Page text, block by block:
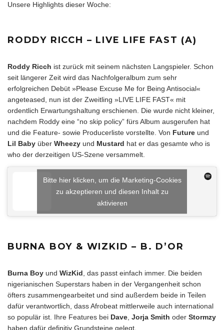
Unsere Highlights dieser Woche:
RODDY RICCH – LIVE LIFE FAST (A)
Roddy Ricch ist zurück mit seinem nächsten Langspieler. Schon
seit längerer Zeit wird das Nachfolgeralbum zum sehr
erfolgreichen Debüt »Please Excuse Me for Being Antisocial«
angeteased, nun ist der Zweitling »LIVE LIFE FAST« mit
ordentlich Erwartungshaltung erschienen. Die wurde nicht kleiner,
nachdem Roddy eine “no skip policy” fürs Album ausgerufen hat
und die Feature- sowie Producerliste vorstellte. Von Future und
Lil Baby über Wheezy und Mustard hat er das gesamte who is
who der derzeitigen US-Szene versammelt.
Bitte hier klicken, um die Marketing-Cookies
zu akzeptieren und diesen Inhalt zu
aktivieren
BURNA BOY & WIZKID – B. D’OR
Burna Boy und WizKid , das passt einfach immer. Die beiden
nigerianischen Superstars haben in der Vergangenheit schon
öfters zusammengearbeitet und sind außerdem beide in Teilen
dafür verantwortlich, dass Afrobeat mittlerweile auch international
so populär ist. Ihre Features bei Dave Jorja Smith oder Stormzy
haben dafür definitiv Grundsteine gelegt.